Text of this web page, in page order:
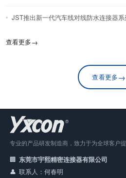
JST推出新一代汽车线对线防水连接器系
查看更多→
查看更多→
专业的产品研发制造商，致力于为全球客户
东莞市宇熙精密连接器有限公司
联系人：何春明